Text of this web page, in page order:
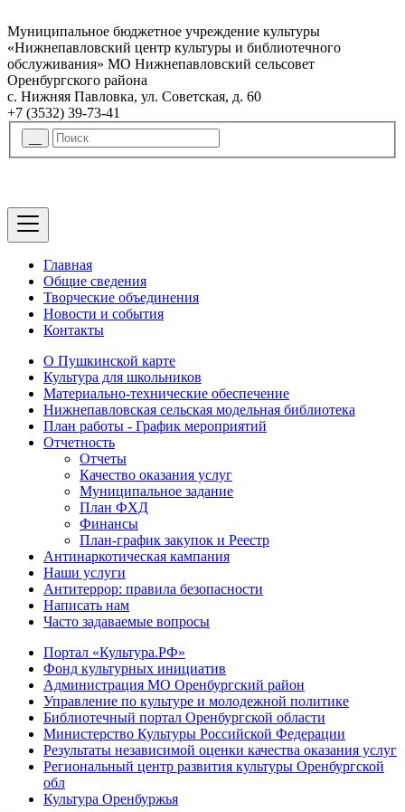
Муниципальное бюджетное учреждение культуры
«Нижнепавловский центр культуры и библиотечного
обслуживания» МО Нижнепавловский сельсовет
Оренбургского района
с. Нижняя Павловка, ул. Советская, д. 60
+7 (3532) 39-73-41
Главная
Общие сведения
Творческие объединения
Новости и события
Контакты
О Пушкинской карте
Культура для школьников
Материально-технические обеспечение
Нижнепавловская сельская модельная библиотека
План работы - График мероприятий
Отчетность
Отчеты
Качество оказания услуг
Муниципальное задание
План ФХД
Финансы
План-график закупок и Реестр
Антинаркотическая кампания
Наши услуги
Антитеррор: правила безопасности
Написать нам
Часто задаваемые вопросы
Портал «Культура.РФ»
Фонд культурных инициатив
Администрация МО Оренбургский район
Управление по культуре и молодежной политике
Библиотечный портал Оренбургской области
Министерство Культуры Российской Федерации
Результаты независимой оценки качества оказания услуг
Региональный центр развития культуры Оренбургской
обл
Культура Оренбуржья